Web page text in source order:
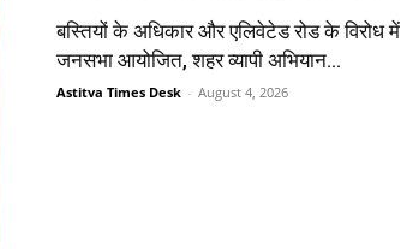
बस्तियों के अधिकार और एलिवेटेड रोड के विरोध में
जनसभा आयोजित, शहर व्यापी अभियान...
Astitva Times Desk - August 4, 2026